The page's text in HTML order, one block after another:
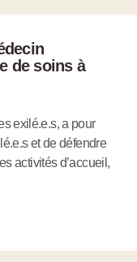
de soins à
exilé.e.s, a pour
et de défendre
activités d’accueil,